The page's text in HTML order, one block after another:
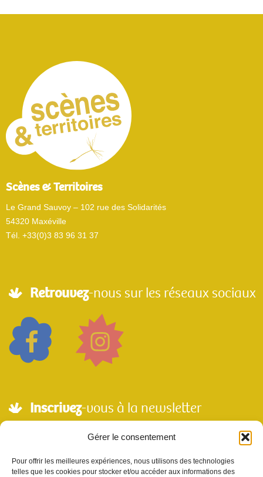
Gérer le consentement
Pour offrir les meilleures expériences, nous utilisons des technologies
telles que les cookies pour stocker et/ou accéder aux informations des
Scènes & Territoires
Le Grand Sauvoy – 102 rue des Solidarités
54320 Maxéville
Tél. +33(0)3 83 96 31 37
Retrouvez-nous sur les réseaux sociaux
Inscrivez-vous à la newsletter